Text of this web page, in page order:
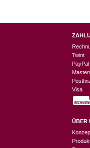
Twint
PayPal
Visa
ÜBER